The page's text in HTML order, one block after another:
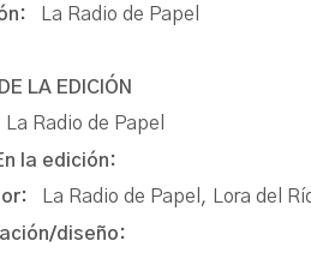
La Radio de Papel
LA EDICIÓN
La Radio de Papel
la edición:
La Radio de Papel, Lora del
diseño: